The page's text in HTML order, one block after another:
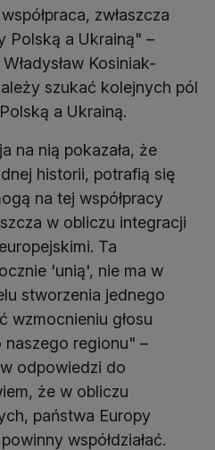
zwłaszcza
Polską a Ukrainą" –
Kosiniak-
szukać kolejnych pól
a Ukrainą.
na nią pokazała, że
historii, potrafią się
na tej współpracy
w obliczu integracji
Ta
'unią', nie ma w
stworzenia jednego
wzmocnieniu głosu
naszego regionu" –
odpowiedzi do
że w obliczu
państwa Europy
współdziałać.